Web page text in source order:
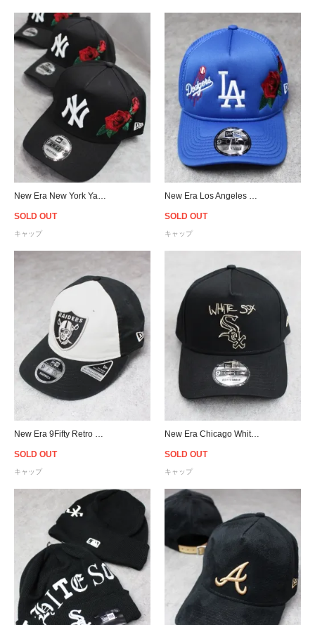
SOLD OUT
キャップ
SOLD OUT
キャップ
SOLD OUT
キャップ
New Era Chicago White Sox 9Forty A-Frame Snapback Cap - Black
SOLD OUT
キャップ